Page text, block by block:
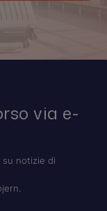
via e-
su notizie di